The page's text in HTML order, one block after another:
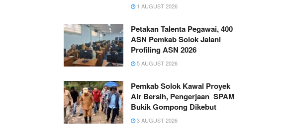
1 AUGUST 2026
Petakan Talenta Pegawai, 400
ASN Pemkab Solok Jalani
Profiling ASN 2026
5 AUGUST 2026
Pemkab Solok Kawal Proyek
Air Bersih, Pengerjaan SPAM
Bukik Gompong Dikebut
3 AUGUST 2026